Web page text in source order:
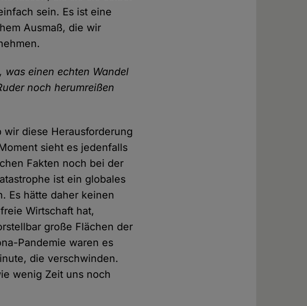
sein. Es ist eine
Ausmaß, die wir
einen echten Wandel
noch herumreißen
diese Herausforderung
sieht es jedenfalls
Fakten noch bei der
ist ein globales
Es hätte daher keinen
Wirtschaft hat,
große Flächen der
Pandemie waren es
die verschwinden.
wenig Zeit uns noch